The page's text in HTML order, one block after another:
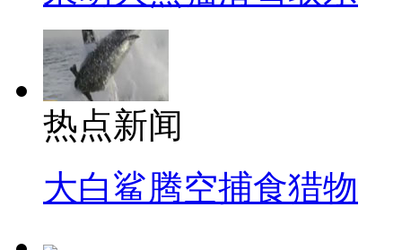
热点新闻
大白鲨腾空捕食猎物